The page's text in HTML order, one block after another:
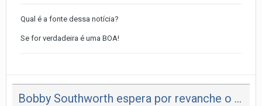
Qual é a fonte dessa notícia?
Se for verdadeira é uma BOA!
Bobby Southworth espera por revanche o mais breve possível